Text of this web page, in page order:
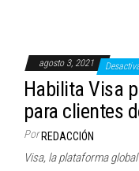
agosto 3, 2021
Habilita Visa
para clientes
Por REDACCIÓN
Visa, la plataforma